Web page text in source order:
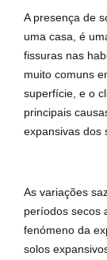
A presença de
uma casa, é
fissuras nas
muito comuns
superfície, e o
principais
expansivas dos
As variações
períodos secos
fenómeno da
solos